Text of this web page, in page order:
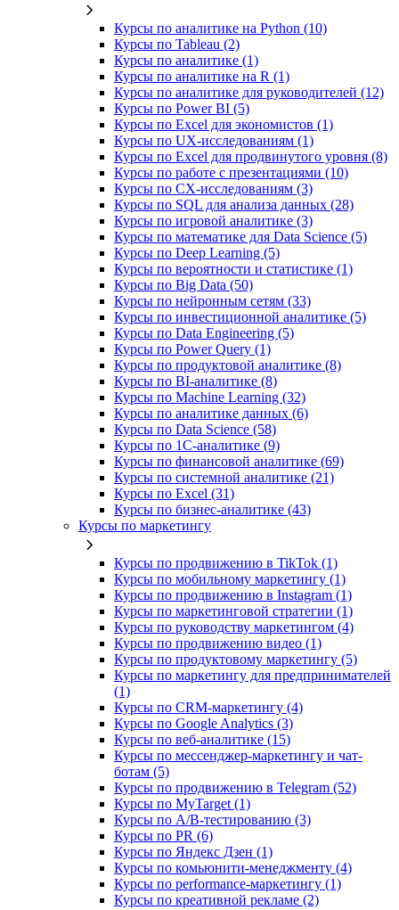
Курсы по аналитике на Python (10)
Курсы по Tableau (2)
Курсы по аналитике (1)
Курсы по аналитике на R (1)
Курсы по аналитике для руководителей (12)
Курсы по Power BI (5)
Курсы по Excel для экономистов (1)
Курсы по UX‑исследованиям (1)
Курсы по Excel для продвинутого уровня (8)
Курсы по работе с презентациями (10)
Курсы по CX-исследованиям (3)
Курсы по SQL для анализа данных (28)
Курсы по игровой аналитике (3)
Курсы по математике для Data Science (5)
Курсы по Deep Learning (5)
Курсы по вероятности и статистике (1)
Курсы по Big Data (50)
Курсы по нейронным сетям (33)
Курсы по инвестиционной аналитике (5)
Курсы по Data Engineering (5)
Курсы по Power Query (1)
Курсы по продуктовой аналитике (8)
Курсы по BI‑аналитике (8)
Курсы по Machine Learning (32)
Курсы по аналитике данных (6)
Курсы по Data Science (58)
Курсы по 1С‑аналитике (9)
Курсы по финансовой аналитике (69)
Курсы по системной аналитике (21)
Курсы по Excel (31)
Курсы по бизнес‑аналитике (43)
Курсы по маркетингу
Курсы по продвижению в TikTok (1)
Курсы по мобильному маркетингу (1)
Курсы по продвижению в Instagram (1)
Курсы по маркетинговой стратегии (1)
Курсы по руководству маркетингом (4)
Курсы по продвижению видео (1)
Курсы по продуктовому маркетингу (5)
Курсы по маркетингу для предпринимателей
(1)
Курсы по CRM-маркетингу (4)
Курсы по Google Analytics (3)
Курсы по веб-аналитике (15)
Курсы по мессенджер-маркетингу и чат-
ботам (5)
Курсы по продвижению в Telegram (52)
Курсы по MyTarget (1)
Курсы по A/B-тестированию (3)
Курсы по PR (6)
Курсы по Яндекс Дзен (1)
Курсы по комьюнити-менеджменту (4)
Курсы по performance-маркетингу (1)
Курсы по креативной рекламе (2)